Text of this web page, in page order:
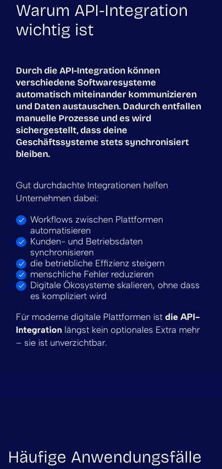
Warum API-Integration
wichtig ist
Durch die API-Integration können
verschiedene Softwaresysteme
automatisch miteinander kommunizieren
und Daten austauschen. Dadurch entfallen
manuelle Prozesse und es wird
sichergestellt, dass deine
Geschäftssysteme stets synchronisiert
bleiben.
Gut durchdachte Integrationen helfen
Unternehmen dabei:
Workflows zwischen Plattformen
automatisieren
Kunden- und Betriebsdaten
synchronisieren
die betriebliche Effizienz steigern
menschliche Fehler reduzieren
Digitale Ökosysteme skalieren, ohne dass
es kompliziert wird
Für moderne digitale Plattformen ist die API-
Integration längst kein optionales Extra mehr
– sie ist unverzichtbar.
Häufige Anwendungsfälle